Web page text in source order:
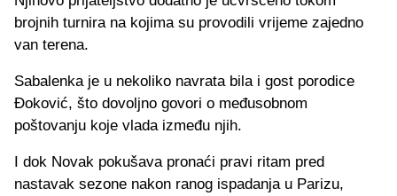
brojnih turnira na kojima su provodili vrijeme zajedno
van terena.
Sabalenka je u nekoliko navrata bila i gost porodice
Đoković, što dovoljno govori o međusobnom
poštovanju koje vlada između njih.
I dok Novak pokušava pronaći pravi ritam pred
nastavak sezone nakon ranog ispadanja u Parizu,